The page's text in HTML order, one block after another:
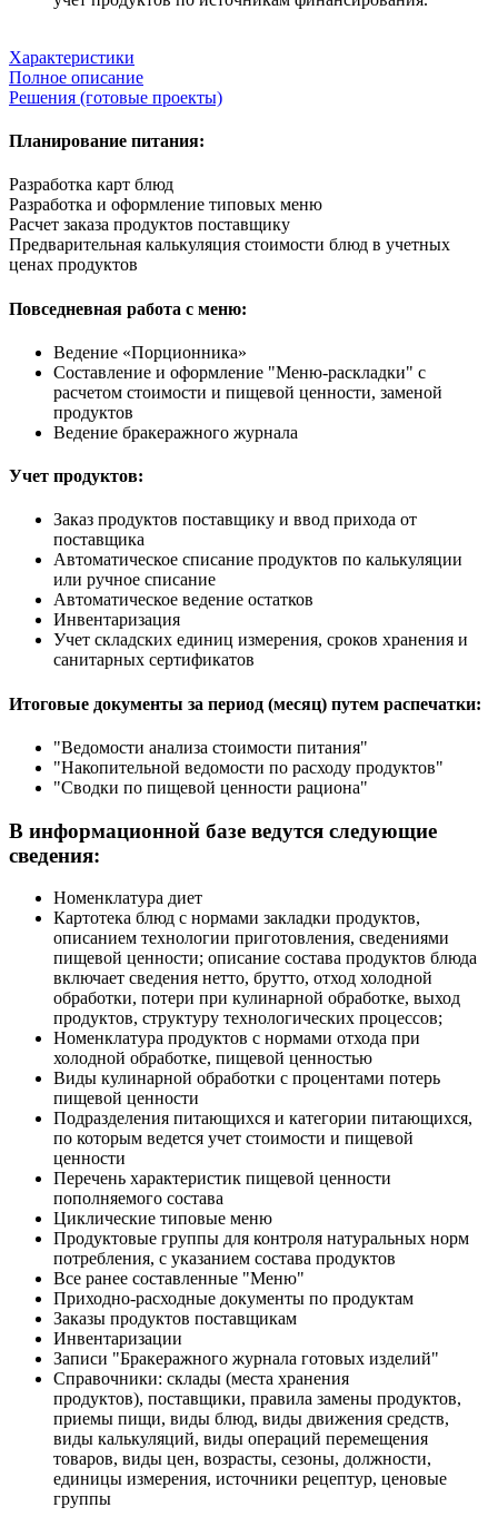
Характеристики
Полное описание
Решения (готовые проекты)
Планирование питания:
Разработка карт блюд
Разработка и оформление типовых меню
Расчет заказа продуктов поставщику
Предварительная калькуляция стоимости блюд в учетных
ценах продуктов
Повседневная работа с меню:
Ведение «Порционника»
Составление и оформление "Меню-раскладки" с
расчетом стоимости и пищевой ценности, заменой
продуктов
Ведение бракеражного журнала
Учет продуктов:
Заказ продуктов поставщику и ввод прихода от
поставщика
Автоматическое списание продуктов по калькуляции
или ручное списание
Автоматическое ведение остатков
Инвентаризация
Учет складских единиц измерения, сроков хранения и
санитарных сертификатов
Итоговые документы за период (месяц) путем распечатки:
"Ведомости анализа стоимости питания"
"Накопительной ведомости по расходу продуктов"
"Сводки по пищевой ценности рациона"
В информационной базе ведутся следующие
сведения:
Номенклатура диет
Картотека блюд с нормами закладки продуктов,
описанием технологии приготовления, сведениями
пищевой ценности; описание состава продуктов блюда
включает сведения нетто, брутто, отход холодной
обработки, потери при кулинарной обработке, выход
продуктов, структуру технологических процессов;
Номенклатура продуктов с нормами отхода при
холодной обработке, пищевой ценностью
Виды кулинарной обработки с процентами потерь
пищевой ценности
Подразделения питающихся и категории питающихся,
по которым ведется учет стоимости и пищевой
ценности
Перечень характеристик пищевой ценности
пополняемого состава
Циклические типовые меню
Продуктовые группы для контроля натуральных норм
потребления, с указанием состава продуктов
Все ранее составленные "Меню"
Приходно-расходные документы по продуктам
Заказы продуктов поставщикам
Инвентаризации
Записи "Бракеражного журнала готовых изделий"
Справочники: склады (места хранения
продуктов), поставщики, правила замены продуктов,
приемы пищи, виды блюд, виды движения средств,
виды калькуляций, виды операций перемещения
товаров, виды цен, возрасты, сезоны, должности,
единицы измерения, источники рецептур, ценовые
группы